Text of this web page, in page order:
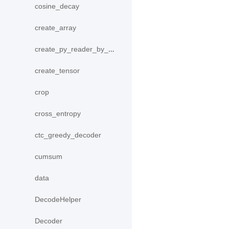
cosine_decay
create_array
create_py_reader_by_data
create_tensor
crop
cross_entropy
ctc_greedy_decoder
cumsum
data
DecodeHelper
Decoder